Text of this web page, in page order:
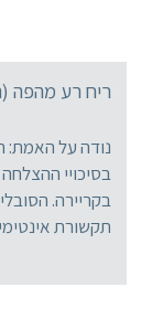
ריח רע מהפה
נודה על האמת:
בסיכויי
בקריירה.
תקשורת